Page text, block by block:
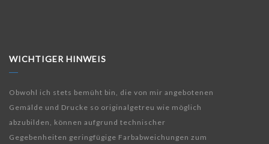
WICHTIGER HINWEIS
Obwohl ich stets bemüht bin, die von mir angebotenen
Gemälde und Drucke so originalgetreu wie möglich
abzubilden, können aufgrund technischer
Gegebenheiten geringfügige Farbabweichungen zum